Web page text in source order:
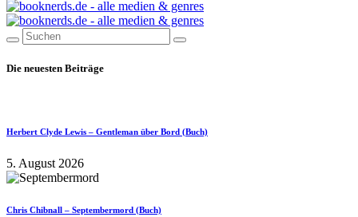
Die neuesten Beiträge
Herbert Clyde Lewis – Gentleman über Bord (Buch)
5. August 2026
Chris Chibnall – Septembermord (Buch)